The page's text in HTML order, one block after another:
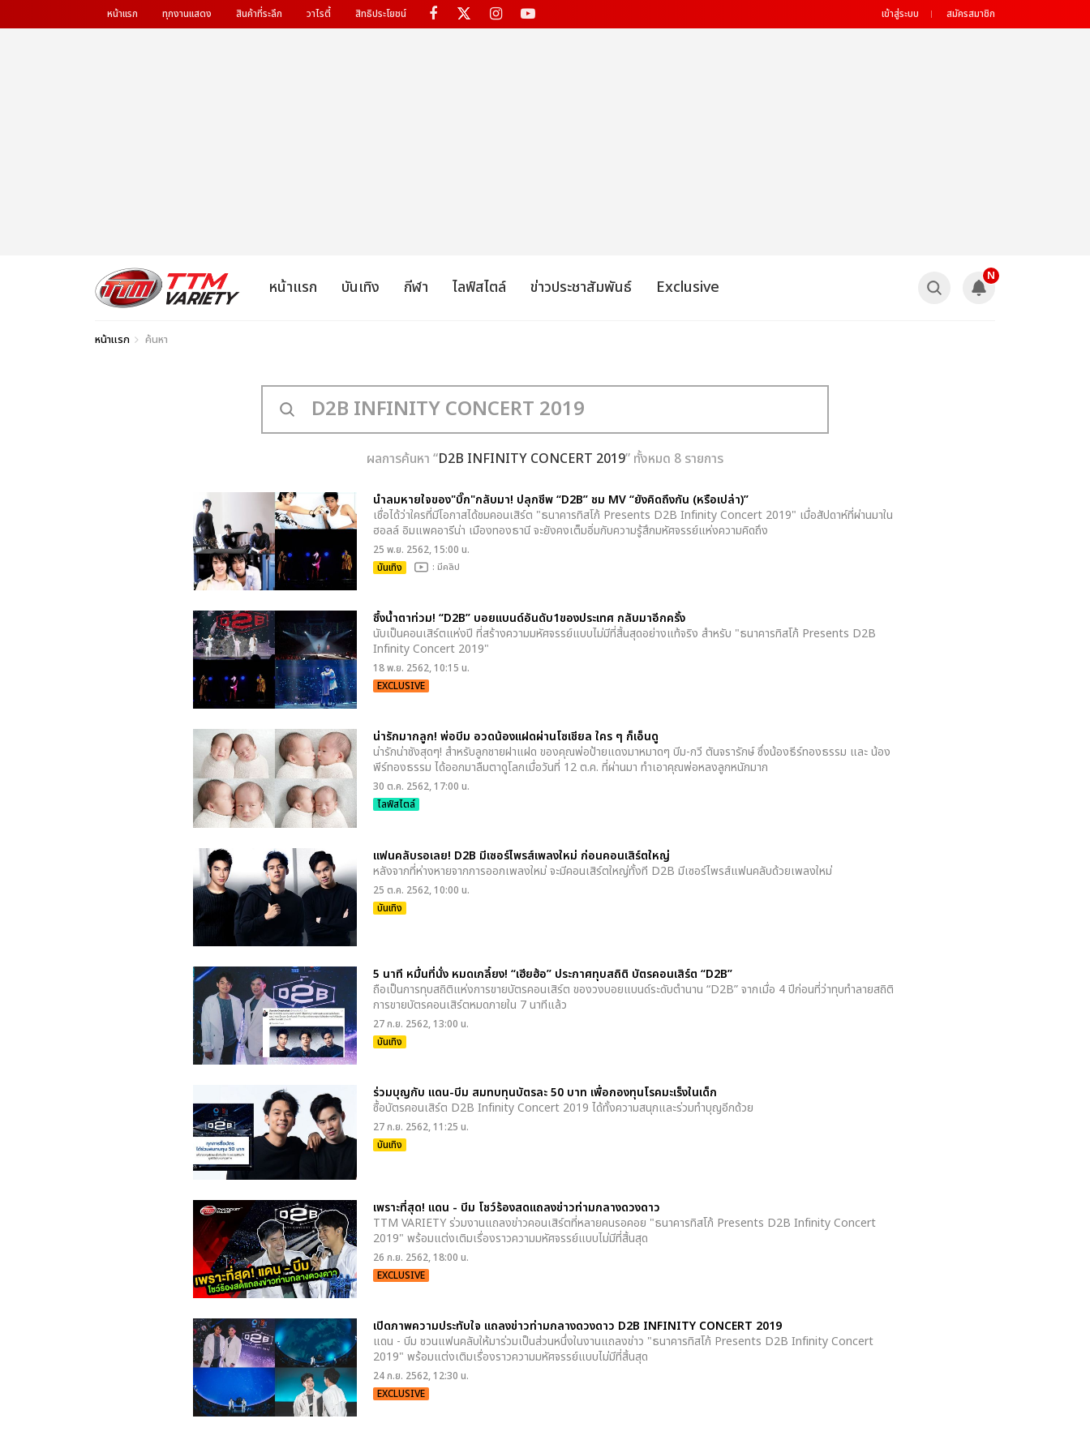
หน้าแรก ทุกงานแสดง สินค้าที่ระลึก วาไรตี้ สิทธิประโยชน์ เข้าสู่ระบบ สมัครสมาชิก
หน้าแรก บันเทิง กีฬา ไลฟ์สไตล์ ข่าวประชาสัมพันธ์ Exclusive
N
หน้าแรก ค้นหา
ผลการค้นหา “D2B INFINITY CONCERT 2019” ทั้งหมด 8 รายการ
นำลมหายใจของ"บิ๊ก"กลับมา! ปลุกชีพ “D2B” ชม MV “ยังคิดถึงกัน (หรือเปล่า)”
เชื่อได้ว่าใครที่มีโอกาสได้ชมคอนเสิร์ต "ธนาคารทิสโก้ Presents D2B Infinity Concert 2019" เมื่อสัปดาห์ที่ผ่านมาใน
ฮอลล์ อิมแพคอารีน่า เมืองทองธานี จะยังคงเต็มอิ่มกับความรู้สึกมหัศจรรย์แห่งความคิดถึง
25 พ.ย. 2562, 15:00 น.
บันเทิง
: มีคลิป
ซึ้งน้ำตาท่วม! “D2B” บอยแบนด์อันดับ1ของประเทศ กลับมาอีกครั้ง
นับเป็นคอนเสิร์ตแห่งปี ที่สร้างความมหัศจรรย์แบบไม่มีที่สิ้นสุดอย่างแท้จริง สำหรับ "ธนาคารทิสโก้ Presents D2B
Infinity Concert 2019"
18 พ.ย. 2562, 10:15 น.
EXCLUSIVE
น่ารักมากลูก! พ่อบีม อวดน้องแฝดผ่านโซเชียล ใคร ๆ ก็เอ็นดู
น่ารักน่าชังสุดๆ! สำหรับลูกชายฝาแฝด ของคุณพ่อป้ายแดงมาหมาดๆ บีม-กวี ตันจรารักษ์ ซึ่งน้องธีร์ทองธรรม และ น้อง
พีร์ทองธรรม ได้ออกมาลืมตาดูโลกเมื่อวันที่ 12 ต.ค. ที่ผ่านมา ทำเอาคุณพ่อหลงลูกหนักมาก
30 ต.ค. 2562, 17:00 น.
ไลฟ์สไตล์
แฟนคลับรอเลย! D2B มีเซอร์ไพรส์เพลงใหม่ ก่อนคอนเสิร์ตใหญ่
หลังจากที่ห่างหายจากการออกเพลงใหม่ จะมีคอนเสิร์ตใหญ่ทั้งที D2B มีเซอร์ไพรส์แฟนคลับด้วยเพลงใหม่
25 ต.ค. 2562, 10:00 น.
บันเทิง
5 นาที หมื่นที่นั่ง หมดเกลี้ยง! “เฮียฮ้อ” ประกาศทุบสถิติ บัตรคอนเสิร์ต “D2B”
ถือเป็นการทุบสถิติแห่งการขายบัตรคอนเสิร์ต ของวงบอยแบนด์ระดับตำนาน “D2B” จากเมื่อ 4 ปีก่อนที่ว่าทุบทำลายสถิติ
การขายบัตรคอนเสิร์ตหมดภายใน 7 นาทีแล้ว
27 ก.ย. 2562, 13:00 น.
บันเทิง
ร่วมบุญกับ แดน-บีม สมทบทุนบัตรละ 50 บาท เพื่อกองทุนโรคมะเร็งในเด็ก
ซื้อบัตรคอนเสิร์ต D2B Infinity Concert 2019 ได้ทั้งความสนุกและร่วมทำบุญอีกด้วย
27 ก.ย. 2562, 11:25 น.
บันเทิง
เพราะที่สุด! แดน - บีม โชว์ร้องสดแถลงข่าวท่ามกลางดวงดาว
TTM VARIETY ร่วมงานแถลงข่าวคอนเสิร์ตที่หลายคนรอคอย "ธนาคารทิสโก้ Presents D2B Infinity Concert
2019" พร้อมแต่งเติมเรื่องราวความมหัศจรรย์แบบไม่มีที่สิ้นสุด
26 ก.ย. 2562, 18:00 น.
EXCLUSIVE
เปิดภาพความประทับใจ แถลงข่าวท่ามกลางดวงดาว D2B INFINITY CONCERT 2019
แดน - บีม ชวนแฟนคลับให้มาร่วมเป็นส่วนหนึ่งในงานแถลงข่าว "ธนาคารทิสโก้ Presents D2B Infinity Concert
2019" พร้อมแต่งเติมเรื่องราวความมหัศจรรย์แบบไม่มีที่สิ้นสุด
24 ก.ย. 2562, 12:30 น.
EXCLUSIVE